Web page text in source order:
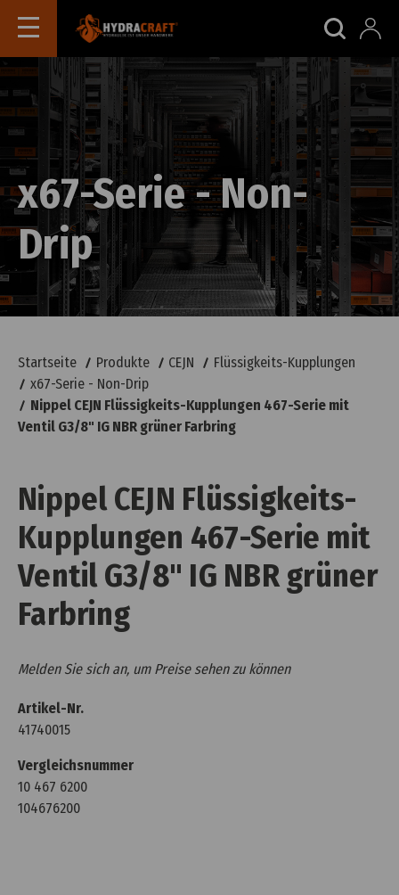
x67-Serie - Non-
Drip
Startseite Produkte CEJN
Flüssigkeits-Kupplungen
x67-Serie - Non-Drip
Nippel CEJN Flüssigkeits-Kupplungen 467-Serie mit
Ventil G3/8" IG NBR grüner Farbring
Nippel CEJN Flüssigkeits-
Kupplungen 467-Serie mit
Ventil G3/8" IG NBR grüner
Farbring
Melden Sie sich an, um Preise sehen zu können
Artikel-Nr.
41740015
Vergleichsnummer
10 467 6200
104676200